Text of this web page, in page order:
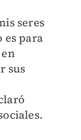
seres
es para
sus